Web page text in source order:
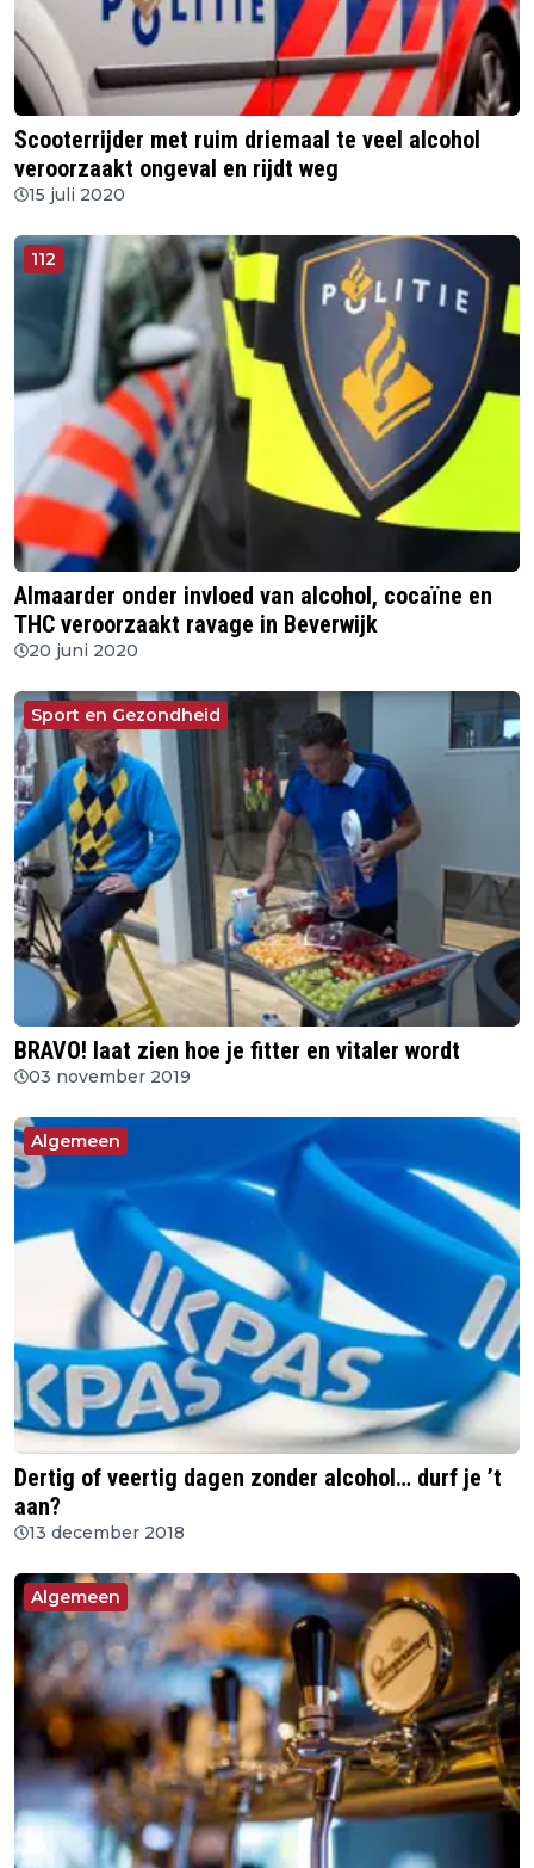
Scooterrijder met ruim driemaal te veel alcohol
veroorzaakt ongeval en rijdt weg
15 juli 2020
112
Almaarder onder invloed van alcohol, cocaïne en
THC veroorzaakt ravage in Beverwijk
20 juni 2020
Sport en Gezondheid
BRAVO! laat zien hoe je fitter en vitaler wordt
03 november 2019
Algemeen
Dertig of veertig dagen zonder alcohol… durf je ’t
aan?
13 december 2018
Algemeen